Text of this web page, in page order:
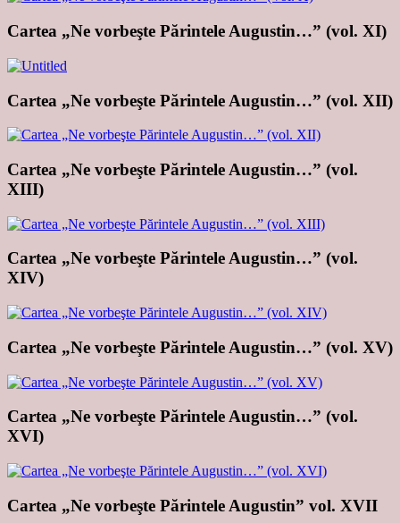
Cartea „Ne vorbeşte Părintele Augustin…” (vol. XI)
Cartea „Ne vorbeşte Părintele Augustin…” (vol. XII)
Cartea „Ne vorbeşte Părintele Augustin…” (vol.
XIII)
Cartea „Ne vorbeşte Părintele Augustin…” (vol.
XIV)
Cartea „Ne vorbeşte Părintele Augustin…” (vol. XV)
Cartea „Ne vorbeşte Părintele Augustin…” (vol.
XVI)
Cartea „Ne vorbeşte Părintele Augustin” vol. XVII